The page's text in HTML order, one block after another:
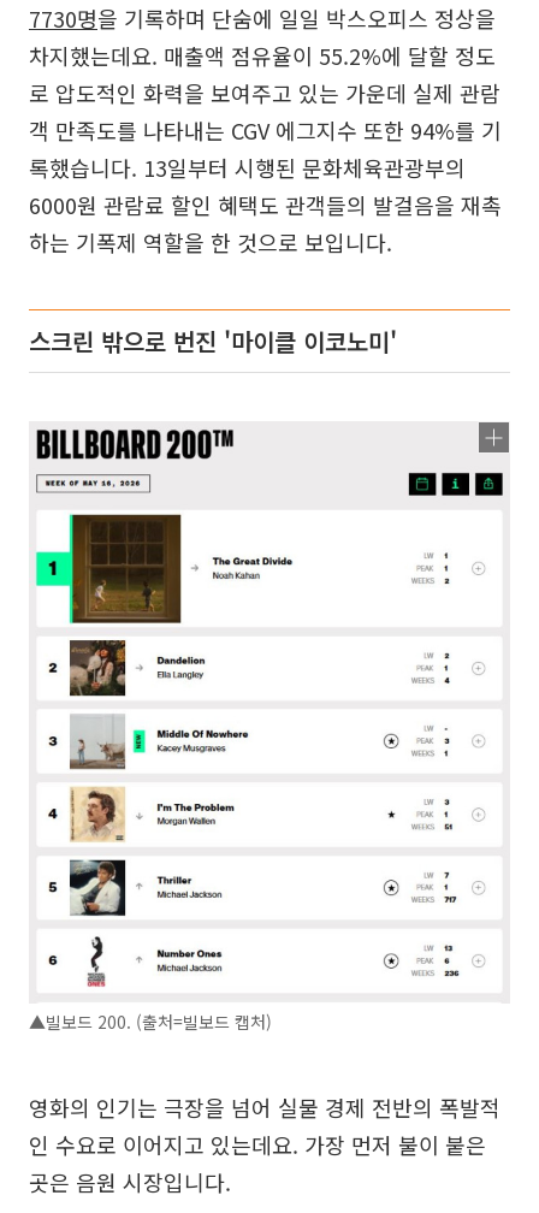
7730명을 기록하며 단숨에 일일 박스오피스 정상을
차지했는데요. 매출액 점유율이 55.2%에 달할 정도
로 압도적인 화력을 보여주고 있는 가운데 실제 관람
객 만족도를 나타내는 CGV 에그지수 또한 94%를 기
록했습니다. 13일부터 시행된 문화체육관광부의
6000원 관람료 할인 혜택도 관객들의 발걸음을 재촉
하는 기폭제 역할을 한 것으로 보입니다.
스크린 밖으로 번진 '마이클 이코노미'
▲빌보드 200. (출처=빌보드 캡처)
영화의 인기는 극장을 넘어 실물 경제 전반의 폭발적
인 수요로 이어지고 있는데요. 가장 먼저 불이 붙은
곳은 음원 시장입니다.